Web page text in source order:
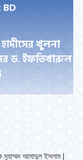
খুলনা
ড. ইফতিখারুল
আসাদুল ইসলাম |